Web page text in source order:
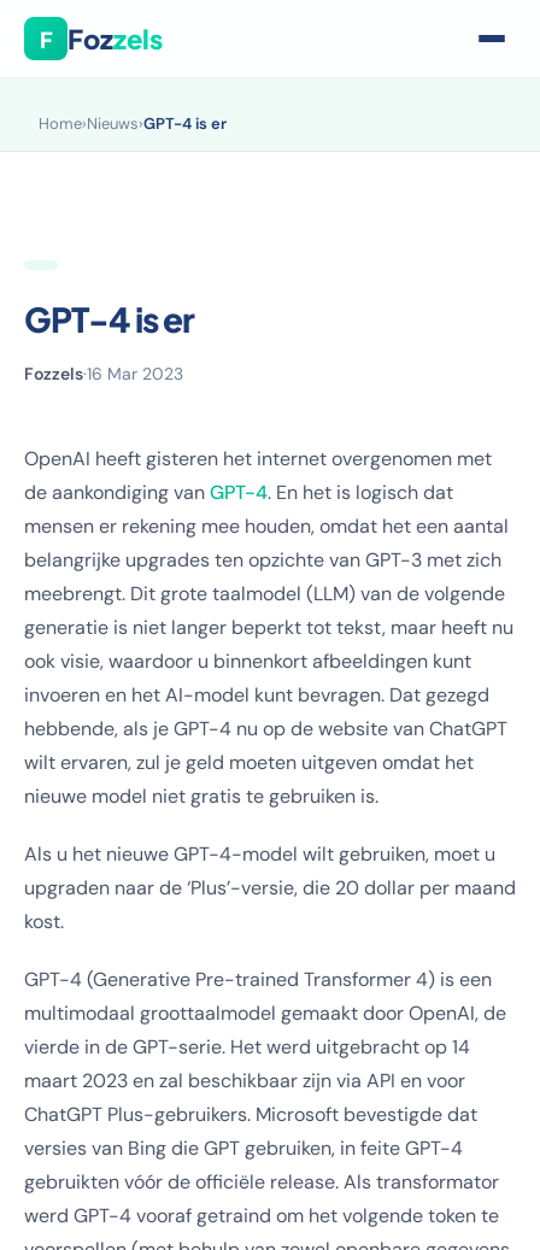
F Fozzels
Home›Nieuws›GPT-4 is er
GPT-4 is er
Fozzels·16 Mar 2023
OpenAI heeft gisteren het internet overgenomen met
de aankondiging vanGPT-4. En het is logisch dat
mensen er rekening mee houden, omdat het een aantal
belangrijke upgrades ten opzichte van GPT-3 met zich
meebrengt. Dit grote taalmodel (LLM) van de volgende
generatie is niet langer beperkt tot tekst, maar heeft nu
ook visie, waardoor u binnenkort afbeeldingen kunt
invoeren en het AI-model kunt bevragen. Dat gezegd
hebbende, als je GPT-4 nu op de website van ChatGPT
wilt ervaren, zul je geld moeten uitgeven omdat het
nieuwe model niet gratis te gebruiken is.
Als u het nieuwe GPT-4-model wilt gebruiken, moet u
upgraden naar de ‘Plus’-versie, die 20 dollar per maand
kost.
GPT-4 (Generative Pre-trained Transformer 4) is een
multimodaal groottaalmodel gemaakt door OpenAI, de
vierde in de GPT-serie. Het werd uitgebracht op 14
maart 2023 en zal beschikbaar zijn via API en voor
ChatGPT Plus-gebruikers. Microsoft bevestigde dat
versies van Bing die GPT gebruiken, in feite GPT-4
gebruikten vóór de officiële release. Als transformator
werd GPT-4 vooraf getraind om het volgende token te